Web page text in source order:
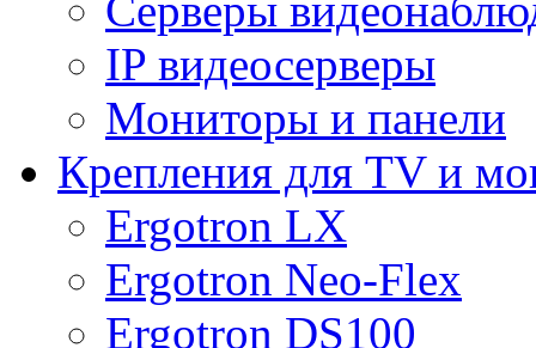
IP видеосерверы
Мониторы и панели
Крепления для TV и
Ergotron LX
Ergotron Neo-Flex
Ergotron DS100